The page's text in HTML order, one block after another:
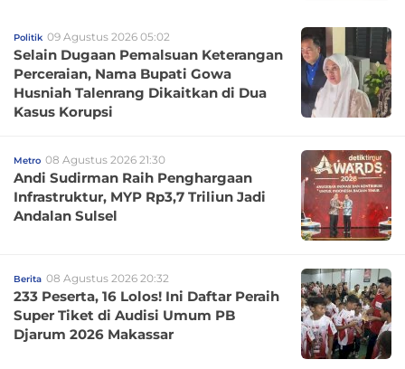
Politik 09 Agustus 2026 05:02
Selain Dugaan Pemalsuan Keterangan
Perceraian, Nama Bupati Gowa
Husniah Talenrang Dikaitkan di Dua
Kasus Korupsi
Metro 08 Agustus 2026 21:30
Andi Sudirman Raih Penghargaan
Infrastruktur, MYP Rp3,7 Triliun Jadi
Andalan Sulsel
Berita 08 Agustus 2026 20:32
233 Peserta, 16 Lolos! Ini Daftar Peraih
Super Tiket di Audisi Umum PB
Djarum 2026 Makassar